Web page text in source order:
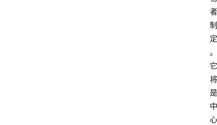
者
制
定
。
它
将
是
中
心